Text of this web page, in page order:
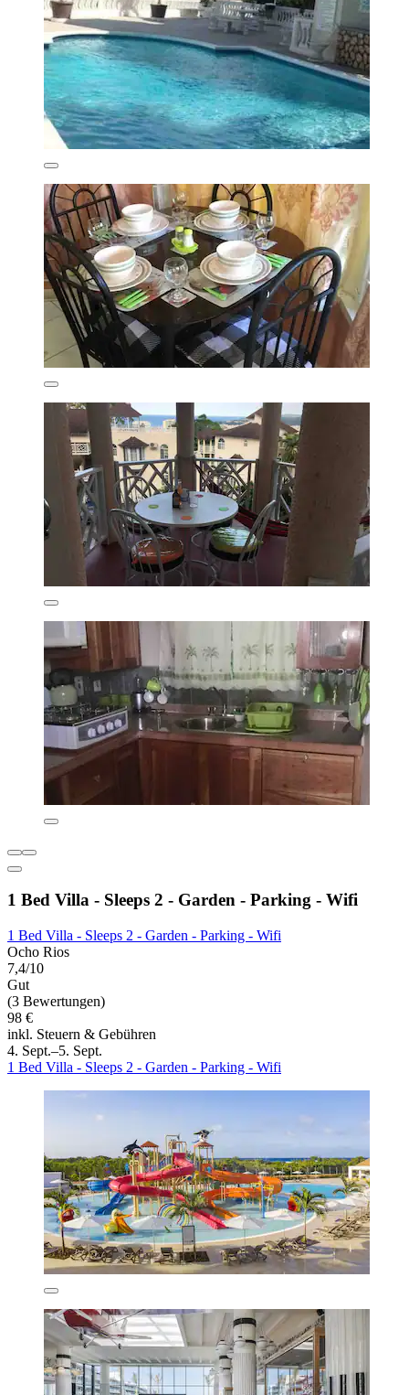
1 Bed Villa - Sleeps 2 - Garden - Parking - Wifi
1 Bed Villa - Sleeps 2 - Garden - Parking - Wifi
Ocho Rios
7,4/10
Gut
(3 Bewertungen)
98 €
inkl. Steuern & Gebühren
4. Sept.–5. Sept.
1 Bed Villa - Sleeps 2 - Garden - Parking - Wifi